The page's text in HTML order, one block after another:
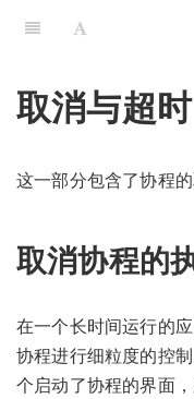
取消与超时
这一部分包含了协程的
取消协程的
在一个长时间运行的
协程进行细粒度的控
个启动了协程的界面